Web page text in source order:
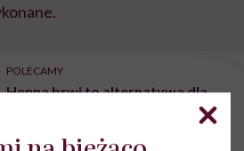
POLECAMY
Henna brwi to alternatywa dla
makijażu permanentnego. Jak ją